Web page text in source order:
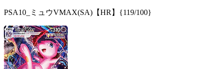
PSA10_ミュウVMAX(SA)【HR】{119/100}